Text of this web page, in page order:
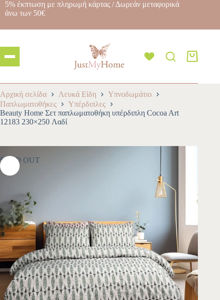
5% έκπτωση με πληρωμή κάρτας / Δωρεάν μεταφορικά
άνω των 50€
Αρχική σελίδα Λευκά Είδη
Υπνοδωμάτιο
Παπλωματοθήκες
Υπέρδιπλες
Beauty Home Σετ παπλωματοθήκη υπέρδιπλη Cocoa Art
12183 230×250 Λαδί
SOLD OUT